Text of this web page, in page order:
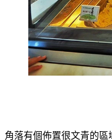
角落有個佈置很文青的